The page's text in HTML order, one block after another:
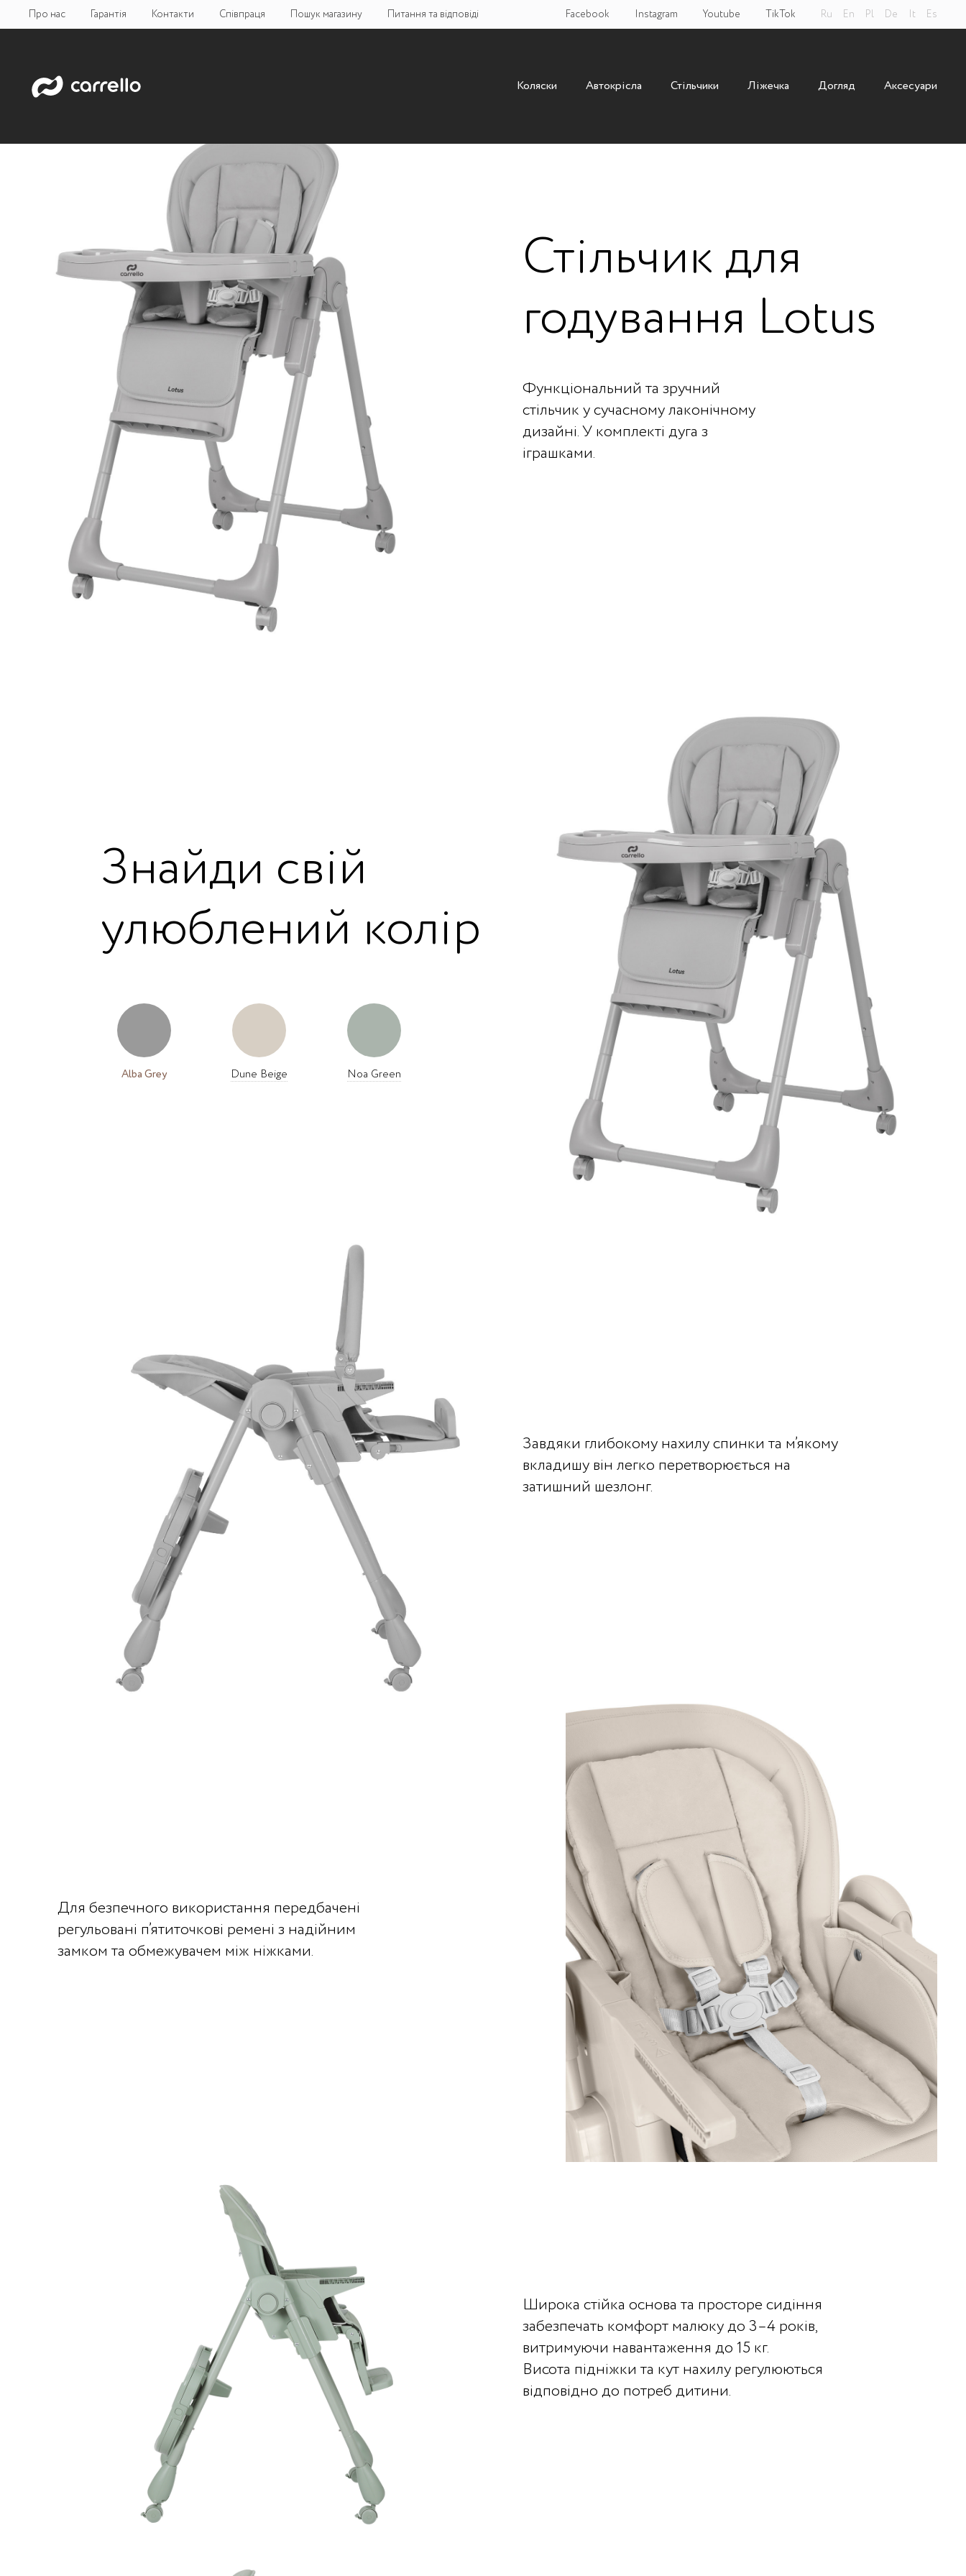
Про нас Гарантія Контакти Співпраця Пошук магазину Питання та вiдповiдi Facebook Instagram Youtube TikTok Ru En Pl De It Es
Коляски Автокрісла Стільчики Ліжечка Догляд Аксесуари
Стільчик для
годування Lotus
Функціональний та зручний
стільчик у сучасному лаконічному
дизайні. У комплекті дуга з
іграшками.
Знайди свій
улюблений колір
Alba Grey Dune Beige Noa Green
Завдяки глибокому нахилу спинки та м’якому
вкладишу він легко перетворюється на
затишний шезлонг.
Для безпечного використання передбачені
регульовані п’ятиточкові ремені з надійним
замком та обмежувачем між ніжками.
Широка стійка основа та просторе сидіння
забезпечать комфорт малюку до 3–4 років,
витримуючи навантаження до 15 кг.
Висота підніжки та кут нахилу регулюються
відповідно до потреб дитини.